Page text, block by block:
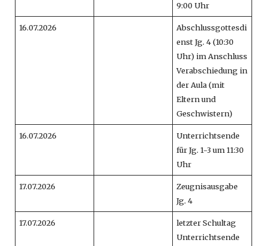
9:00 Uhr
16.07.2026
Abschlussgottesdi
enst Jg. 4 (10:30
Uhr) im Anschluss
Verabschiedung in
der Aula (mit
Eltern und
Geschwistern)
16.07.2026
Unterrichtsende
für Jg. 1-3 um 11:30
Uhr
17.07.2026
Zeugnisausgabe
Jg. 4
17.07.2026
letzter Schultag
Unterrichtsende